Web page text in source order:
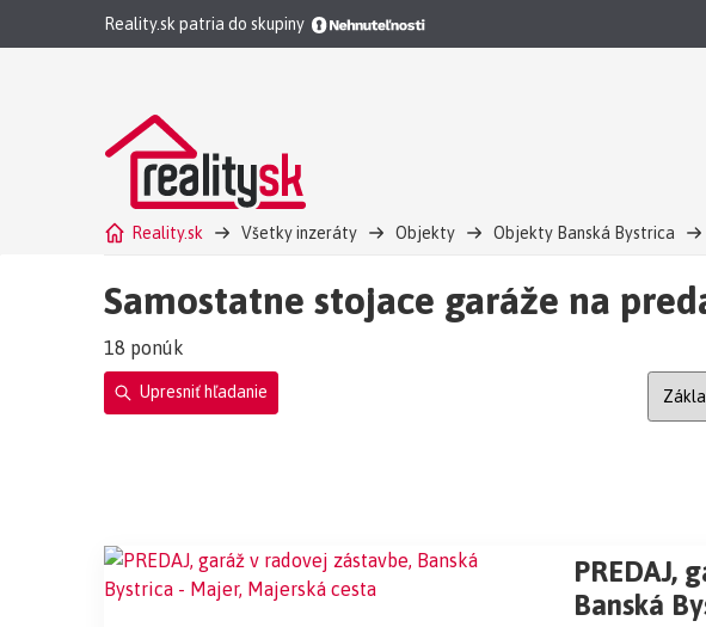
Reality.sk patria do skupiny
Reality.sk Všetky inzeráty Objekty Objekty Banská Bystrica
Samostatne stojace garáže na
18 ponúk
Upresniť hľadanie
PREDAJ,
Banská